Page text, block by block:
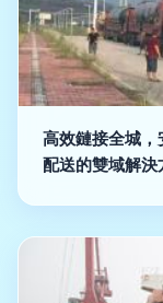
高效鏈接全城
配送的雙域解決